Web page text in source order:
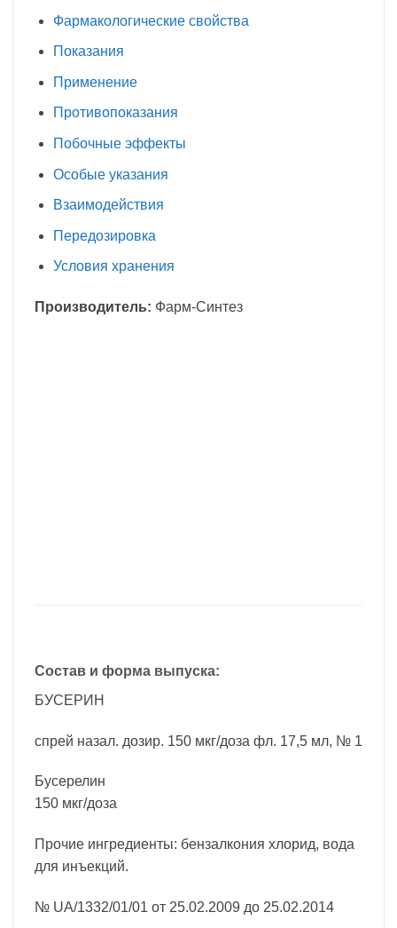
Фармакологические свойства
Показания
Применение
Противопоказания
Побочные эффекты
Особые указания
Взаимодействия
Передозировка
Условия хранения
Производитель: Фарм-Синтез
Состав и форма выпуска:
БУСЕРИН
спрей назал. дозир. 150 мкг/доза фл. 17,5 мл, № 1
Бусерелин
150 мкг/доза
Прочие ингредиенты: бензалкония хлорид, вода
для инъекций.
№ UA/1332/01/01 от 25.02.2009 до 25.02.2014